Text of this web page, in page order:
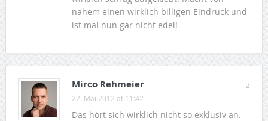
nahem einen wirklich billigen Eindruck und
ist mal nun gar nicht edel!
2
Mirco Rehmeier
27. Mai 2012 at 11:42
Das hört sich wirklich nicht so exklusiv an.